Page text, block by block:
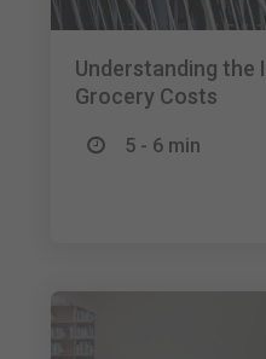
Understanding the
Grocery Costs
5 - 6 min